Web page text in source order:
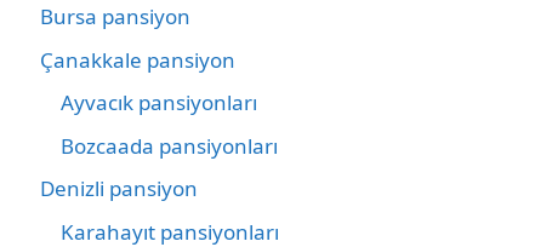
Bursa pansiyon
Çanakkale pansiyon
Ayvacık pansiyonları
Bozcaada pansiyonları
Denizli pansiyon
Karahayıt pansiyonları